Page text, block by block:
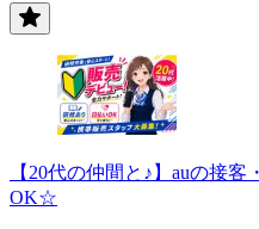
【20代の仲間と♪】auの接
OK☆